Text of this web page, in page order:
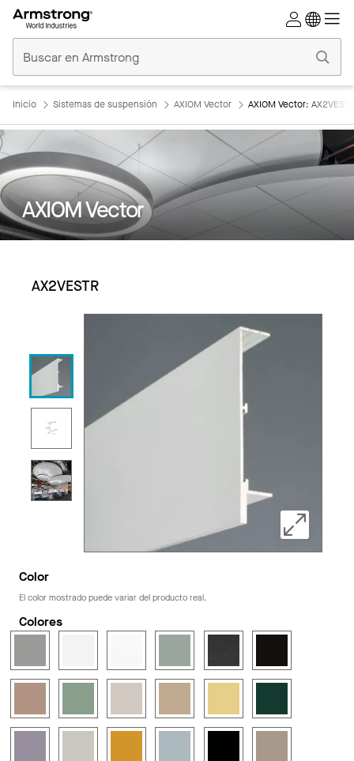
Comerciales
Inicio
Inicio Sistemas de suspensión AXIOM Vector AXIOM Vector:
AXIOM Vector
AX2VESTR
Color
El color mostrado puede variar del producto real.
Colores